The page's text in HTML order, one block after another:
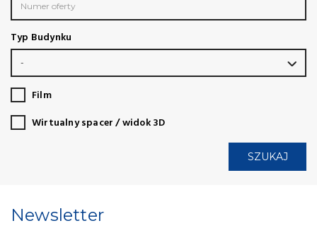
Typ Budynku
-
Film
Wirtualny spacer / widok 3D
SZUKAJ
Newsletter